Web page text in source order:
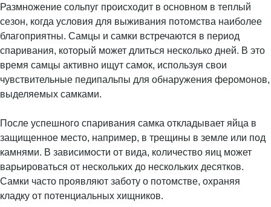
Размножение сольпуг происходит в основном в теплый
сезон, когда условия для выживания потомства наиболее
благоприятны. Самцы и самки встречаются в период
спаривания, который может длиться несколько дней. В это
время самцы активно ищут самок, используя свои
чувствительные педипальпы для обнаружения феромонов,
выделяемых самками.
После успешного спаривания самка откладывает яйца в
защищенное место, например, в трещины в земле или под
камнями. В зависимости от вида, количество яиц может
варьироваться от нескольких до нескольких десятков.
Самки часто проявляют заботу о потомстве, охраняя
кладку от потенциальных хищников.